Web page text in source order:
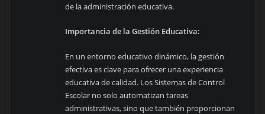
de la administración educativa.
Importancia de la Gestión Educativa:
En un entorno educativo dinámico, la gestión
efectiva es clave para ofrecer una experiencia
educativa de calidad. Los Sistemas de Control
Escolar no solo automatizan tareas
administrativas, sino que también proporcionan